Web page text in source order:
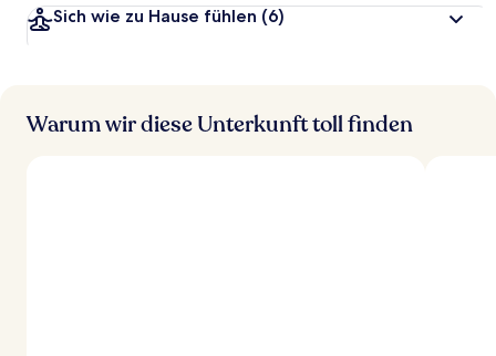
Sich wie zu Hause fühlen (6)
Warum wir diese Unterkunft toll finden